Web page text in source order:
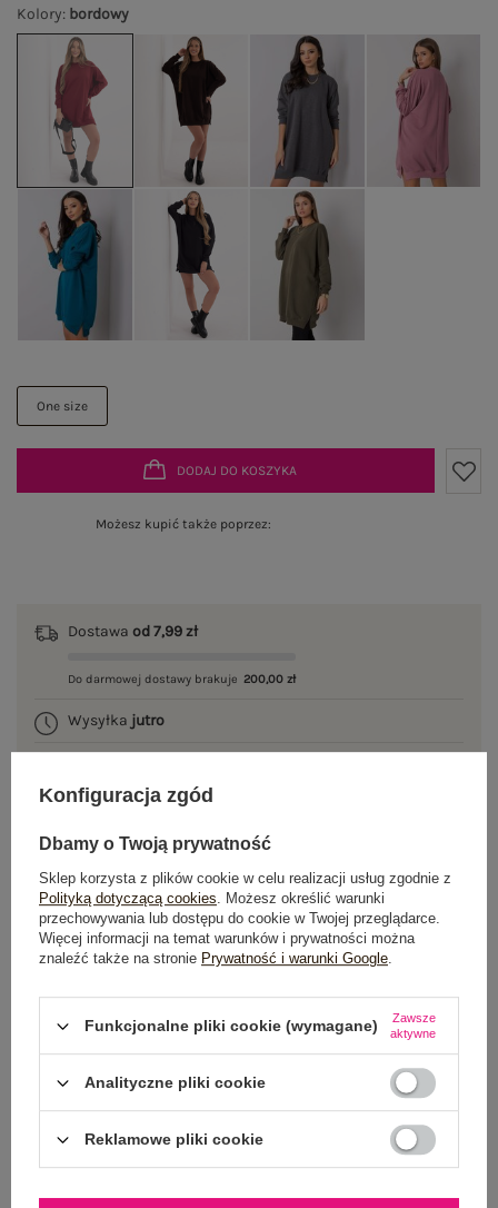
Kolory: bordowy
One size
DODAJ DO KOSZYKA
Możesz kupić także poprzez:
Dostawa od 7,99 zł
Do darmowej dostawy brakuje 200,00 zł
Wysyłka jutro
GŁÓWNE PARAMETRY
WYSYŁKA I DOSTAWA
ZWROTY I REKLAMACJE
OSTATNIO OGLĄDANE
Zobacz wszystko
Konfiguracja zgód
Dbamy o Twoją prywatność
Sklep korzysta z plików cookie w celu realizacji usług zgodnie z
Polityką dotyczącą cookies. Możesz określić warunki
przechowywania lub dostępu do cookie w Twojej przeglądarce.
Więcej informacji na temat warunków i prywatności można
znaleźć także na stronie Prywatność i warunki Google.
Funkcjonalne pliki cookie (wymagane)
Zawsze
aktywne
Analityczne pliki cookie
Reklamowe pliki cookie